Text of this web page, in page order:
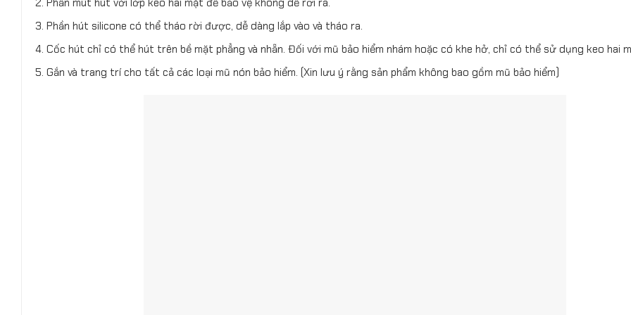
Phần mút hút với lớp keo hai mặt để bảo vệ không dễ rơi ra.
Phần hút silicone có thể tháo rời được, dễ dàng lắp vào và tháo ra.
Cốc hút chỉ có thể hút trên bề mặt phẳng và nhẵn. Đối với mũ bảo hiểm nhám hoặc có khe hở, chỉ có thể sử dụng keo hai
Gắn và trang trí cho tất cả các loại mũ nón bảo hiểm. (Xin lưu ý rằng sản phẩm không bao gồm mũ bảo hiểm)